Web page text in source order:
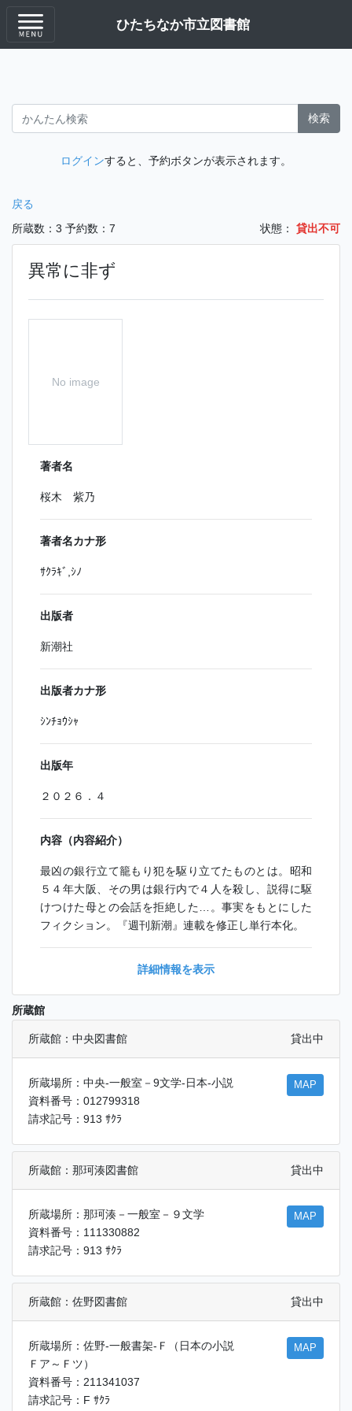
ひたちなか市立図書館
検索
ログインすると、予約ボタンが表示されます。
戻る
所蔵数：3 予約数：7 状態： 貸出不可
異常に非ず
No image
著者名
桜木 紫乃
著者名カナ形
ｻｸﾗｷﾞ,ｼﾉ
出版者
新潮社
出版者カナ形
ｼﾝﾁｮｳｼｬ
出版年
２０２６．４
内容（内容紹介）
最凶の銀行立て籠もり犯を駆り立てたものとは。昭和
５４年大阪、その男は銀行内で４人を殺し、説得に駆
けつけた母との会話を拒絶した…。事実をもとにした
フィクション。『週刊新潮』連載を修正し単行本化。
詳細情報を表示
所蔵館
所蔵館：中央図書館 貸出中
所蔵場所：中央-一般室－9文学-日本-小説
資料番号：012799318
請求記号：913 ｻｸﾗ
MAP
所蔵館：那珂湊図書館 貸出中
所蔵場所：那珂湊－一般室－９文学
資料番号：111330882
請求記号：913 ｻｸﾗ
MAP
所蔵館：佐野図書館 貸出中
所蔵場所：佐野-一般書架-Ｆ（日本の小説
Ｆア～Ｆツ）
資料番号：211341037
請求記号：F ｻｸﾗ
MAP